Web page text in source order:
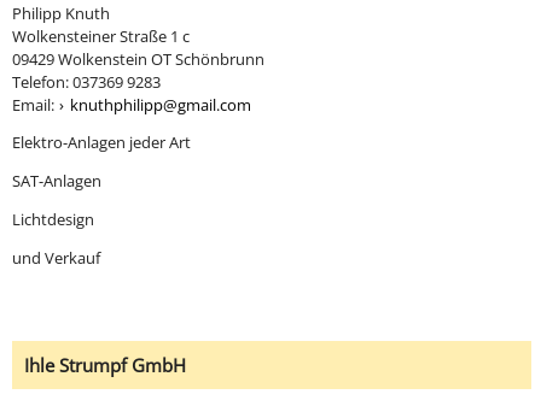
Philipp Knuth
Wolkensteiner Straße 1 c
09429 Wolkenstein OT Schönbrunn
Telefon: 037369 9283
Email:
knuthphilipp@gmail.com
Elektro-Anlagen jeder Art
SAT-Anlagen
Lichtdesign
und Verkauf
Ihle Strumpf GmbH